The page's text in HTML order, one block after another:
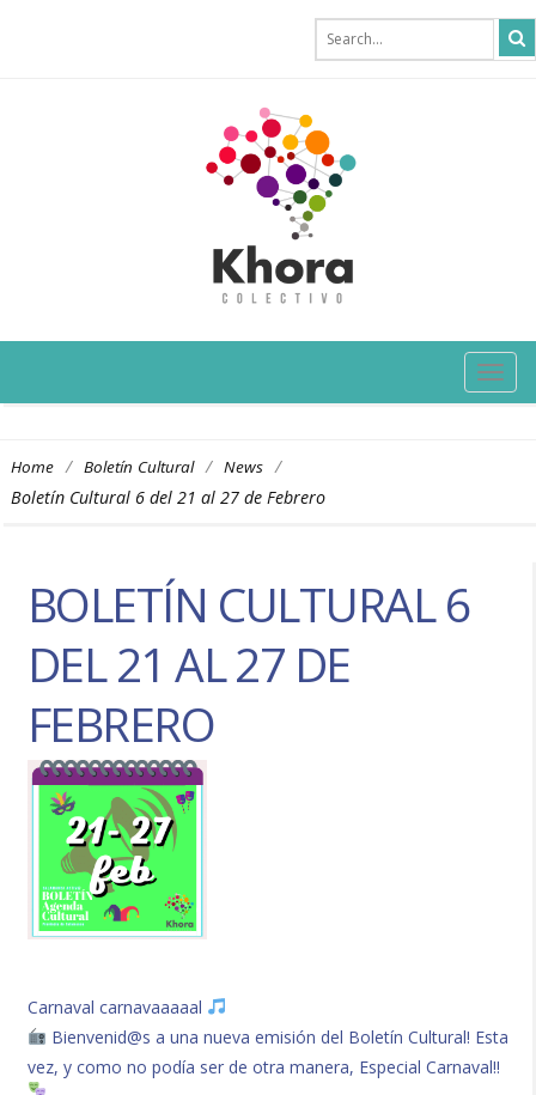
Home / Boletín Cultural / News /
Boletín Cultural 6 del 21 al 27 de Febrero
BOLETÍN CULTURAL 6
DEL 21 AL 27 DE
FEBRERO
Carnaval carnavaaaaal
Bienvenid@s a una nueva emisión del Boletín Cultural! Esta
vez, y como no podía ser de otra manera, Especial Carnaval!!